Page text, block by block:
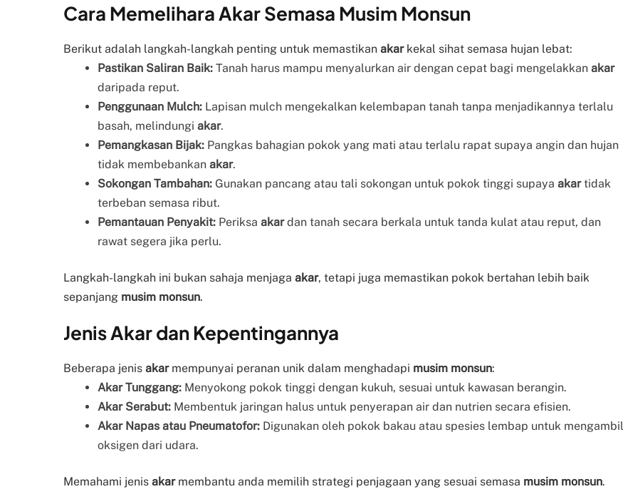
Cara Memelihara Akar Semasa Musim Monsun
Berikut adalah langkah-langkah penting untuk memastikan akarkekal sihat semasa hujan lebat:
Pastikan Saliran Baik: Tanah harus mampu menyalurkan air dengan cepat bagi mengelakkan akar
daripada reput.
Penggunaan Mulch: Lapisan mulch mengekalkan kelembapan tanah tanpa menjadikannya terlalu
basah, melindungi akar.
Pemangkasan Bijak: Pangkas bahagian pokok yang mati atau terlalu rapat supaya angin dan hujan
tidak membebankan akar.
Sokongan Tambahan: Gunakan pancang atau tali sokongan untuk pokok tinggi supaya akartidak
terbeban semasa ribut.
Pemantauan Penyakit: Periksa akardan tanah secara berkala untuk tanda kulat atau reput, dan
rawat segera jika perlu.
Langkah-langkah ini bukan sahaja menjaga akar, tetapi juga memastikan pokok bertahan lebih baik
sepanjang musim monsun.
Jenis Akar dan Kepentingannya
Beberapa jenis akarmempunyai peranan unik dalam menghadapi musim monsun:
Akar Tunggang: Menyokong pokok tinggi dengan kukuh, sesuai untuk kawasan berangin.
Akar Serabut: Membentuk jaringan halus untuk penyerapan air dan nutrien secara efisien.
Akar Napas atau Pneumatofor: Digunakan oleh pokok bakau atau spesies lembap untuk mengambil
oksigen dari udara.
Memahami jenis akarmembantu anda memilih strategi penjagaan yang sesuai semasa musim monsun.